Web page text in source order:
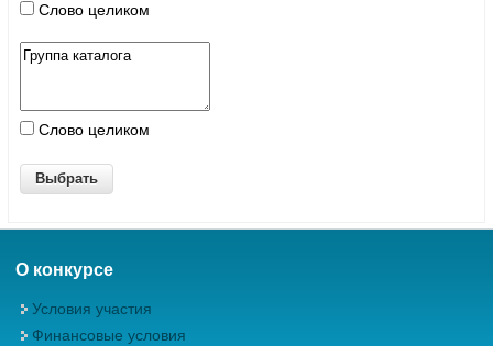
Слово целиком
Слово целиком
О конкурсе
Условия участия
Финансовые условия